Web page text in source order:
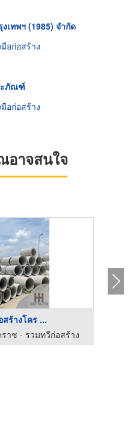
เทพฯ (1985) จำกัด
มือก่อสร้าง
ะภัณฑ์
มือก่อสร้าง
าจสนใจ
ร้างโคร ...
าช - รวมทวีก่อสร้าง